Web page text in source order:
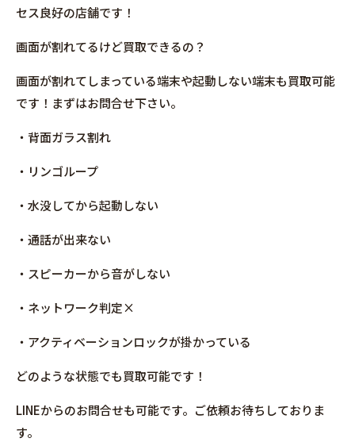
セス良好の店舗です！
画面が割れてるけど買取できるの？
画面が割れてしまっている端末や起動しない端末も買取可能
です！まずはお問合せ下さい。
・背面ガラス割れ
・リンゴループ
・水没してから起動しない
・通話が出来ない
・スピーカーから音がしない
・ネットワーク判定×
・アクティベーションロックが掛かっている
どのような状態でも買取可能です！
LINEからのお問合せも可能です。ご依頼お待ちしておりま
す。